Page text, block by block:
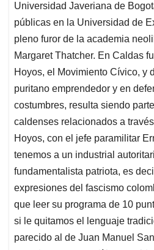
Universidad Javeriana de
públicas en la Universidad de
pleno furor de la academia
Margaret Thatcher. En Caldas
Hoyos, el Movimiento Cívico, y
puritano emprendedor y en
costumbres, resulta siendo
caldenses relacionados a
Hoyos, con el jefe paramilitar
tenemos a un industrial
fundamentalista patriota, es
expresiones del fascismo
que leer su programa de 10
si le quitamos el lenguaje
parecido al de Juan Manuel